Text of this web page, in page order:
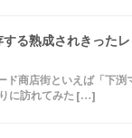
する熟成されきった
ド商店街といえば「下渕
に訪れてみた […]